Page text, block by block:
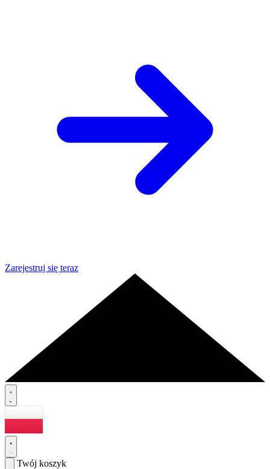
Zarejestruj się teraz
Twój koszyk